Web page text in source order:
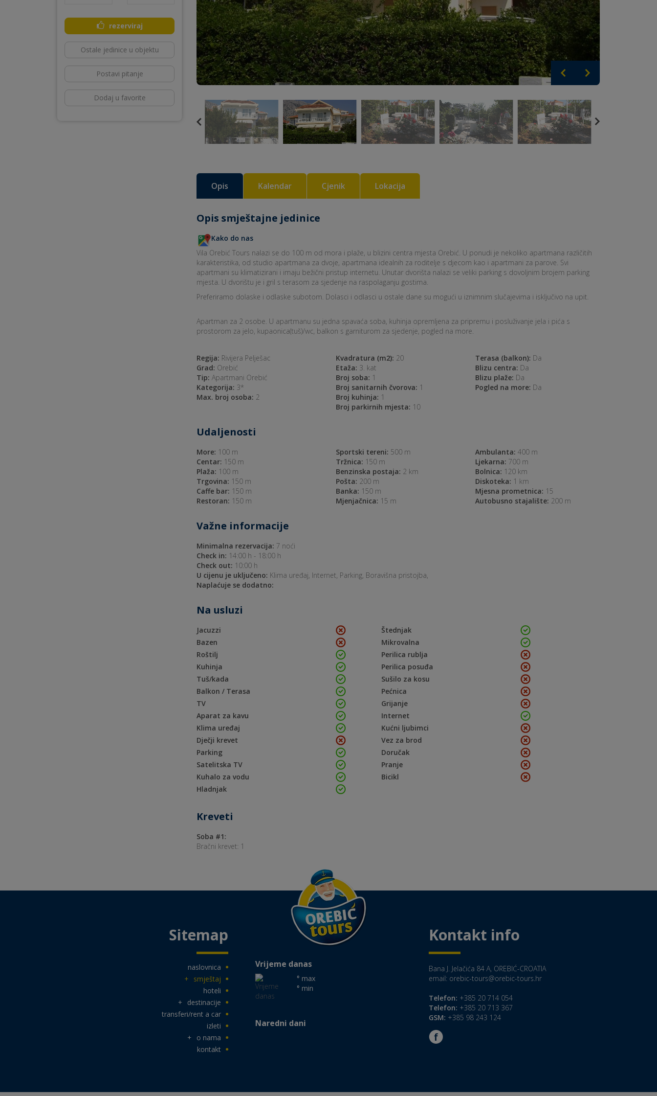
Opis Kalendar Cjenik Lokacija
Opis smještajne jedinice
Kako do nas
Vila Orebić Tours nalazi se do 100 m od mora i plaže, u blizini centra mjesta Orebić. U ponudi je nekoliko apartmana različitih
karakteristika, od studio apartmana za dvoje, apartmana idealnih za roditelje s djecom kao i apartmani za parove. Svi
apartmani su klimatizirani i imaju bežični pristup internetu. Unutar dvorišta nalazi se veliki parking s dovoljnim brojem parking
mjesta. U dvorištu je i gril s terasom za sjedenje na raspolaganju gostima.
Preferiramo dolaske i odlaske subotom. Dolasci i odlasci u ostale dane su mogući u iznimnim slučajevima i isključivo na upit.
Apartman za 2 osobe. U apartmanu su jedna spavaća soba, kuhinja opremljena za pripremu i posluživanje jela i pića s
prostorom za jelo, kupaonica(tuš)/wc, balkon s garniturom za sjedenje, pogled na more.
Regija: Rivijera Pelješac
Grad: Orebić
Tip: Apartmani Orebić
Kategorija: 3*
Max. broj osoba: 2
Kvadratura (m2): 20
Etaža: 3. kat
Broj soba: 1
Broj sanitarnih čvorova: 1
Broj kuhinja: 1
Broj parkirnih mjesta: 10
Terasa (balkon): Da
Blizu centra: Da
Blizu plaže: Da
Pogled na more: Da
Udaljenosti
More: 100 m
Centar: 150 m
Plaža: 100 m
Trgovina: 150 m
Caffe bar: 150 m
Restoran: 150 m
Sportski tereni: 500 m
Tržnica: 150 m
Benzinska postaja: 2 km
Pošta: 200 m
Banka: 150 m
Mjenjačnica: 15 m
Ambulanta: 400 m
Ljekarna: 700 m
Bolnica: 120 km
Diskoteka: 1 km
Mjesna prometnica: 15
Autobusno stajalište: 200 m
Važne informacije
Minimalna rezervacija: 7 noći
Check in: 14:00 h - 18:00 h
Check out: 10:00 h
U cijenu je uključeno: Klima uređaj, Internet, Parking, Boravišna pristojba,
Naplaćuje se dodatno:
Na usluzi
Jacuzzi
Bazen
Roštilj
Kuhinja
Tuš/kada
Balkon / Terasa
TV
Aparat za kavu
Klima uređaj
Dječji krevet
Parking
Satelitska TV
Kuhalo za vodu
Hladnjak
Štednjak
Mikrovalna
Perilica rublja
Perilica posuđa
Sušilo za kosu
Pećnica
Grijanje
Internet
Kućni ljubimci
Vez za brod
Doručak
Pranje
Bicikl
Kreveti
Soba #1:
Bračni krevet: 1
rezerviraj
Ostale jedinice u objektu
Postavi pitanje
Dodaj u favorite
Vrijeme danas
° max
° min
Naredni dani
Sitemap
naslovnica
smještaj
+
hoteli
destinacije
+
transferi/rent a car
izleti
o nama
+
kontakt
Kontakt info
Bana J. Jelačića 84 A, OREBIĆ-CROATIA
email: orebic-tours@orebic-tours.hr
Telefon: +385 20 714 054
Telefon: +385 20 713 367
GSM: +385 98 243 124